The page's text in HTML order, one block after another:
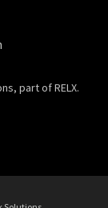
part of RELX.